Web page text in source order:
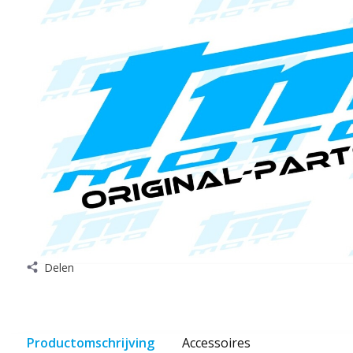
Delen
Productomschrijving Accessoires